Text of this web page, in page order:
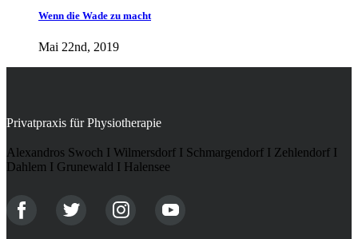
Wenn die Wade zu macht
Mai 22nd, 2019
Privatpraxis für Physiotherapie
Alexandros Swoch I Wilmersdorf I Schmargendorf I Zehlendorf I
Dahlem I Grunewald I Halensee